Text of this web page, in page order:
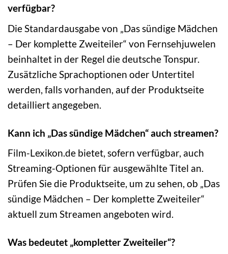
verfügbar?
Die Standardausgabe von „Das sündige Mädchen
– Der komplette Zweiteiler“ von Fernsehjuwelen
beinhaltet in der Regel die deutsche Tonspur.
Zusätzliche Sprachoptionen oder Untertitel
werden, falls vorhanden, auf der Produktseite
detailliert angegeben.
Kann ich „Das sündige Mädchen“ auch streamen?
Film-Lexikon.de bietet, sofern verfügbar, auch
Streaming-Optionen für ausgewählte Titel an.
Prüfen Sie die Produktseite, um zu sehen, ob „Das
sündige Mädchen – Der komplette Zweiteiler“
aktuell zum Streamen angeboten wird.
Was bedeutet „kompletter Zweiteiler“?